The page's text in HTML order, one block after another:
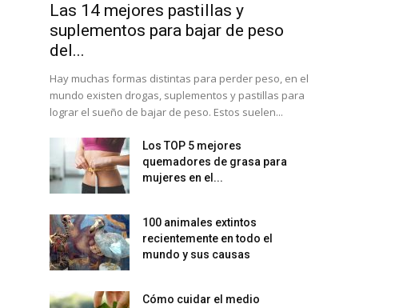
Las 14 mejores pastillas y
suplementos para bajar de peso
del...
Hay muchas formas distintas para perder peso, en el
mundo existen drogas, suplementos y pastillas para
lograr el sueño de bajar de peso. Estos suelen...
Los TOP 5 mejores
quemadores de grasa para
mujeres en el...
100 animales extintos
recientemente en todo el
mundo y sus causas
Cómo cuidar el medio